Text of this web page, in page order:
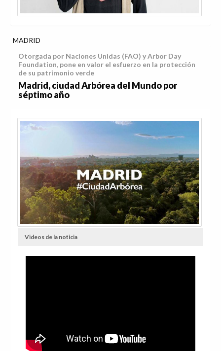
MADRID
Otorgada por Naciones Unidas (FAO) y Arbor Day
Foundation, pone en valor el esfuerzo en la protección
de su patrimonio verde
Madrid, ciudad Arbórea del Mundo por
séptimo año
Videos de la noticia